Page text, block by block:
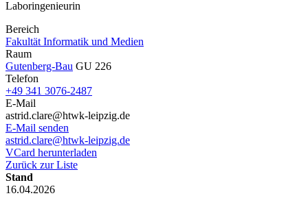
Laboringenieurin
Bereich
Fakultät Informatik und Medien
Raum
Gutenberg-Bau GU 226
Telefon
+49 341 3076-2487
E-Mail
astrid.clare@htwk-leipzig.de
E-Mail senden
astrid.clare@htwk-leipzig.de
VCard herunterladen
Zurück zur Liste
Stand
16.04.2026